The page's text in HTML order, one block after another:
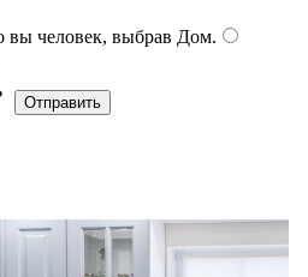
вы человек, выбрав Дом.